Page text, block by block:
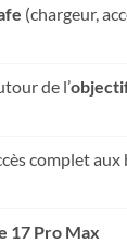
(chargeur,
de l’
complet
17 Pro Max